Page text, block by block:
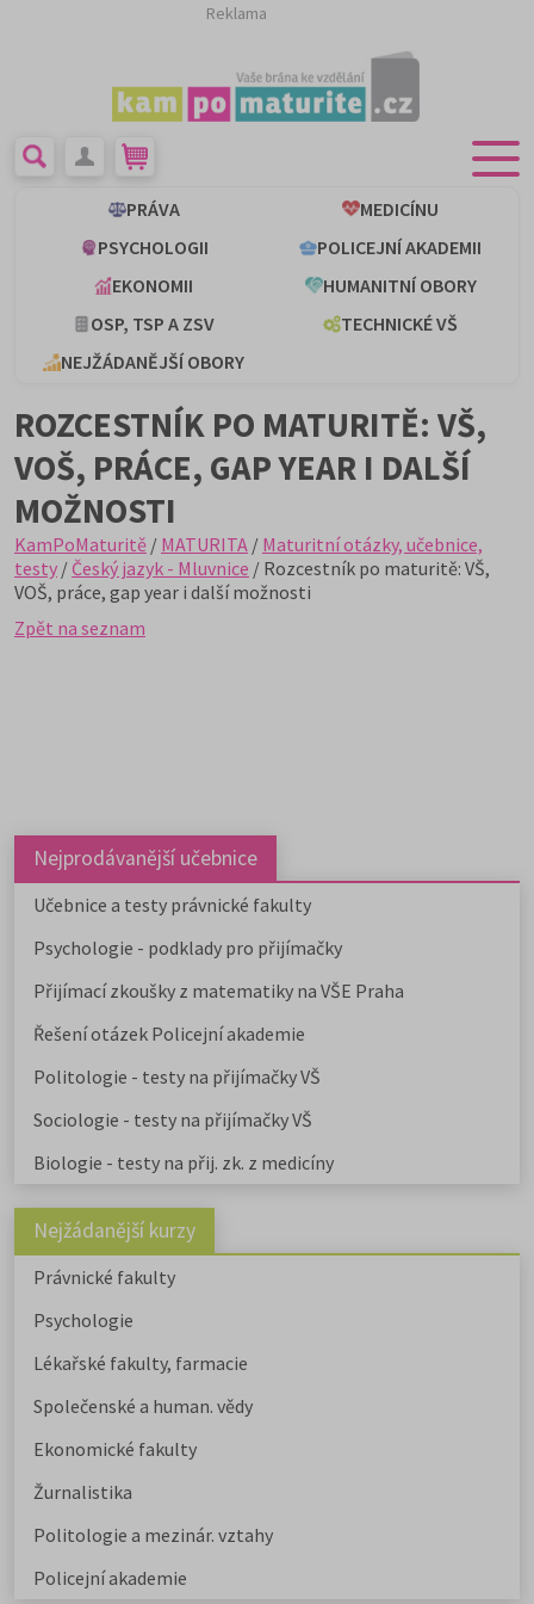
Reklama
PRÁVA
MEDICÍNU
PSYCHOLOGII
POLICEJNÍ AKADEMII
EKONOMII
HUMANITNÍ OBORY
OSP, TSP A ZSV
TECHNICKÉ VŠ
NEJŽÁDANĚJŠÍ OBORY
ROZCESTNÍK PO MATURITĚ: VŠ,
VOŠ, PRÁCE, GAP YEAR I DALŠÍ
MOŽNOSTI
KamPoMaturitě / MATURITA / Maturitní otázky, učebnice,
testy / Český jazyk - Mluvnice / Rozcestník po maturitě: VŠ,
VOŠ, práce, gap year i další možnosti
Zpět na seznam
Nejprodávanější učebnice
Učebnice a testy právnické fakulty
Psychologie - podklady pro přijímačky
Přijímací zkoušky z matematiky na VŠE Praha
Řešení otázek Policejní akademie
Politologie - testy na přijímačky VŠ
Sociologie - testy na přijímačky VŠ
Biologie - testy na přij. zk. z medicíny
Nejžádanější kurzy
Právnické fakulty
Psychologie
Lékařské fakulty, farmacie
Společenské a human. vědy
Ekonomické fakulty
Žurnalistika
Politologie a mezinár. vztahy
Policejní akademie